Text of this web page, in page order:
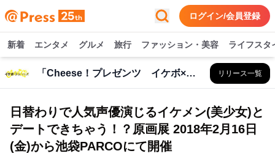
ログイン/会員登録
新着 エンタメ グルメ 旅行 ファッション・美容 ライフスタ
「Cheese！プレゼンツ イケボ×少女マンガ原画展」実行委員会 リリース一覧
日替わりで人気声優演じるイケメン(美少女)と
デートできちゃう！？原画展 2018年2月16日
(金)から池袋PARCOにて開催